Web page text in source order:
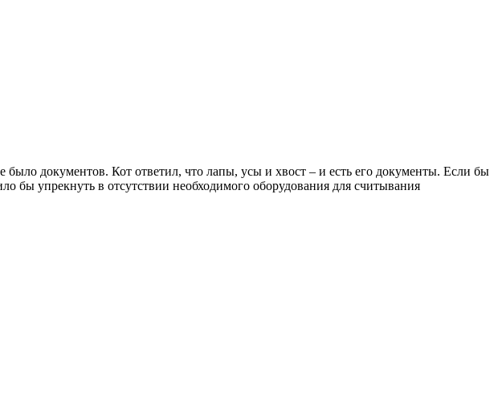
документов. Кот ответил, что лапы, усы и хвост – и есть его документы. Если бы
бы упрекнуть в отсутствии необходимого оборудования для считывания